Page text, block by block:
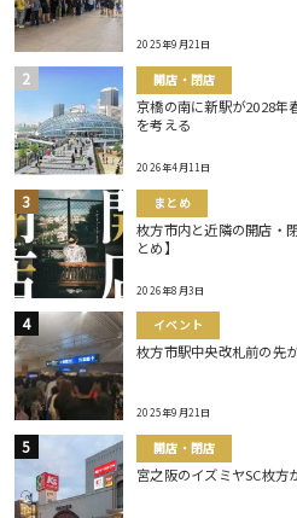
2025年9月21日
開店・閉店
京橋の南に新駅が2028年
を考える
2026年4月11日
まとめ
枚方市内と近隣の開店・
とめ】
2026年8月3日
イベント
枚方市駅中央改札前の先
2025年9月21日
開店・閉店
宮之阪のイズミヤSC枚方